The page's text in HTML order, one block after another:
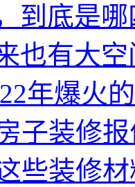
到底是
也有大
年爆火
子装修
些装修